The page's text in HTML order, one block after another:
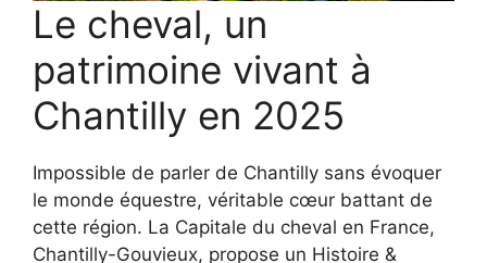
Le cheval, un
patrimoine vivant à
Chantilly en 2025
Impossible de parler de Chantilly sans évoquer
le monde équestre, véritable cœur battant de
cette région. La Capitale du cheval en France,
Chantilly-Gouvieux, propose un Histoire &